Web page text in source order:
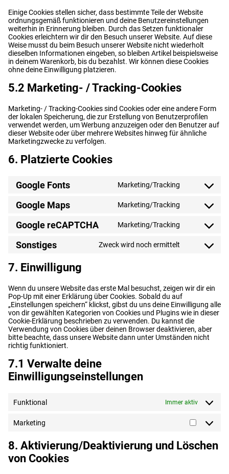
Einige Cookies stellen sicher, dass bestimmte Teile der Website
ordnungsgemäß funktionieren und deine Benutzereinstellungen
weiterhin in Erinnerung bleiben. Durch das Setzen funktionaler
Cookies erleichtern wir dir den Besuch unserer Website. Auf diese
Weise musst du beim Besuch unserer Website nicht wiederholt
dieselben Informationen eingeben, so bleiben Artikel beispielsweise
in deinem Warenkorb, bis du bezahlst. Wir können diese Cookies
ohne deine Einwilligung platzieren.
5.2 Marketing- / Tracking-Cookies
Marketing- / Tracking-Cookies sind Cookies oder eine andere Form
der lokalen Speicherung, die zur Erstellung von Benutzerprofilen
verwendet werden, um Werbung anzuzeigen oder den Benutzer auf
dieser Website oder über mehrere Websites hinweg für ähnliche
Marketingzwecke zu verfolgen.
6. Platzierte Cookies
Google Fonts Marketing/Tracking
Consent
service
Google Maps Marketing/Tracking
Consent
service
Google reCAPTCHA Marketing/Tracking
Consent
service
Sonstiges Zweck wird noch ermittelt
Consent
7. Einwilligung
Wenn du unsere Website das erste Mal besuchst, zeigen wir dir ein
Pop-Up mit einer Erklärung über Cookies. Sobald du auf
„Einstellungen speichern“ klickst, gibst du uns deine Einwilligung alle
von dir gewählten Kategorien von Cookies und Plugins wie in dieser
Cookie-Erklärung beschrieben zu verwenden. Du kannst die
Verwendung von Cookies über deinen Browser deaktivieren, aber
bitte beachte, dass unsere Website dann unter Umständen nicht
richtig funktioniert.
7.1 Verwalte deine
Einwilligungseinstellungen
Funktional Immer aktiv
Marketing Marketing
8. Aktivierung/Deaktivierung und Löschen
von Cookies